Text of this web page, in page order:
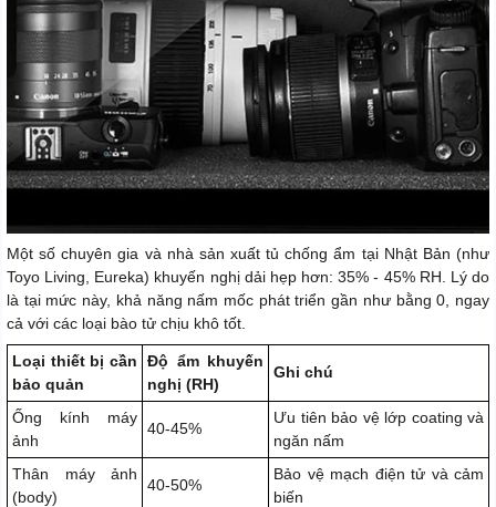
Một số chuyên gia và nhà sản xuất tủ chống ẩm tại Nhật Bản (như
Toyo Living, Eureka) khuyến nghị dải hẹp hơn: 35% - 45% RH. Lý do
là tại mức này, khả năng nấm mốc phát triển gần như bằng 0, ngay
cả với các loại bào tử chịu khô tốt.
Loại thiết bị cần
bảo quản
Độ ẩm khuyến
nghị (RH)
Ghi chú
Ống kính máy
ảnh
40-45%
Ưu tiên bảo vệ lớp coating và
ngăn nấm
Thân máy ảnh
(body)
40-50%
Bảo vệ mạch điện tử và cảm
biến